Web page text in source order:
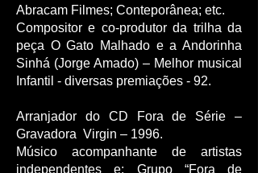
Abracam Filmes; Conteporânea; etc.
Compositor e co-produtor da trilha da
peça O Gato Malhado e a Andorinha
Sinhá (Jorge Amado) – Melhor musical
Infantil - diversas premiações - 92.
Arranjador do CD Fora de Série –
Gravadora Virgin – 1996.
Músico acompanhante de artistas
independentes e: Grupo “Fora de